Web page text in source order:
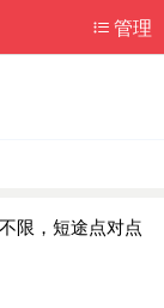
管理
限，短途点对点